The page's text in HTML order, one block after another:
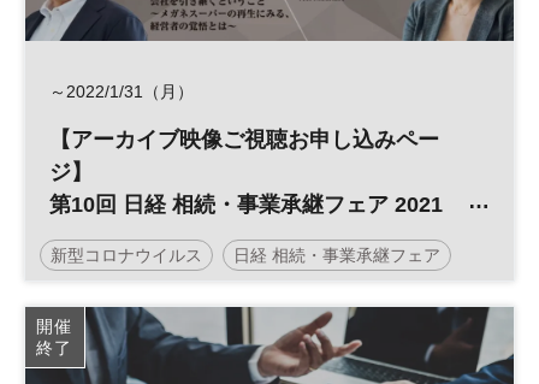
経営 世界経済 リスク 海外進出 物流
製造業 信用リスク アメリカ カントリーリスク
デジタル
～2022/1/31（月）
【アーカイブ映像ご視聴お申し込みペー
ジ】
第10回 日経 相続・事業承継フェア 2021
ONLINE
～事業承継・M&A対策編～
「コロナ禍を超えていくオーナー経営者の
為の最新事業承継対策とは」
新型コロナウイルス 日経 相続・事業承継フェア
コロナ アーカイブ視聴 Ｍ＆Ａ 事業承継
経営者 資産承継 参加無料
開催
終了